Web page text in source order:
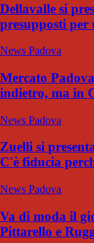
Dellavalle si
presupposti per
News Padova
Mercato
indietro, ma in
News Padova
Zuelli si
C'è fiducia
News Padova
Va di moda il
Pittarello e